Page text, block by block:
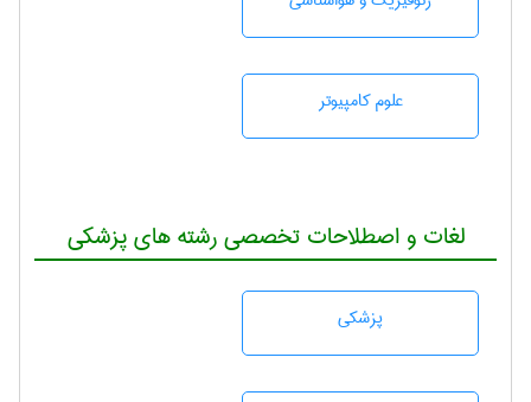
علوم کامپیوتر
لغات و اصطلاحات تخصصی رشته های پزشکی
پزشكی